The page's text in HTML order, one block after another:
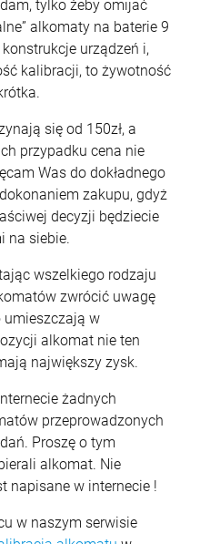
tylko żeby omijać
alkomaty na baterie 9
urządzeń i,
kalibracji, to żywotność
się od 150zł, a
przypadku cena nie
Was do dokładnego
zakupu, gdyż
decyzji będziecie
na siebie.
wszelkiego rodzaju
zwrócić uwagę
umieszczają w
alkomat nie ten
największy zysk.
żadnych
przeprowadzonych
Proszę o tym
alkomat. Nie
napisane w internecie !
w naszym serwisie